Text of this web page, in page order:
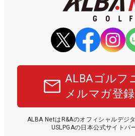
ALBAゴルフ
メルマガ登
ALBA NetはR&Aのオフィシャルデジ
USLPGAの日本公式サイトパ